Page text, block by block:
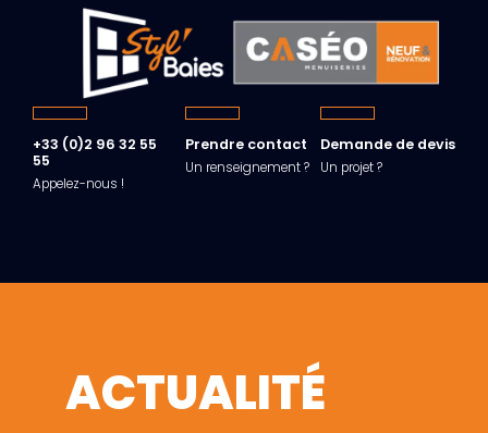
+33 (0)2 96 32 55
55
Appelez-nous !
Prendre contact
Un renseignement ?
Demande de devis
Un projet ?
ACTUALITÉ